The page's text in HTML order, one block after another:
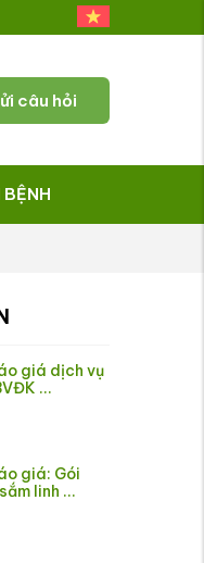
câu hỏi
BỆNH
giá dịch vụ
...
giá: Gói
linh ...